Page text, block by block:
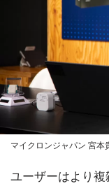
マイクロンジャパン 宮本
ユーザーはより